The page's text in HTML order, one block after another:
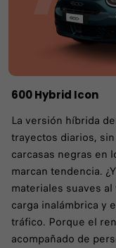
600 Hybrid Icon
La versión híbrida
trayectos diarios,
carcasas negras en
marcan tendencia.
materiales suaves
carga inalámbrica y
tráfico. Porque el
acompañado de